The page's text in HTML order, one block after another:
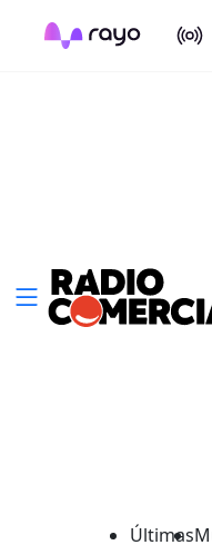
On Air
Últimas